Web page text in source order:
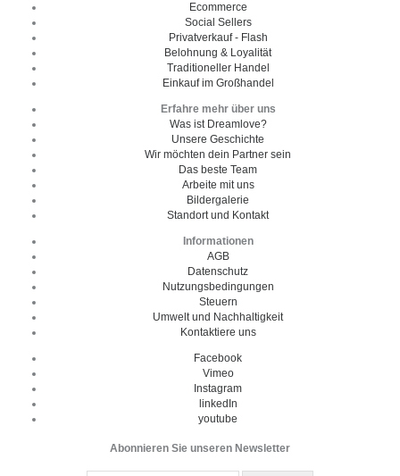
Ecommerce
Social Sellers
Privatverkauf - Flash
Belohnung & Loyalität
Traditioneller Handel
Einkauf im Großhandel
Erfahre mehr über uns
Was ist Dreamlove?
Unsere Geschichte
Wir möchten dein Partner sein
Das beste Team
Arbeite mit uns
Bildergalerie
Standort und Kontakt
Informationen
AGB
Datenschutz
Nutzungsbedingungen
Steuern
Umwelt und Nachhaltigkeit
Kontaktiere uns
Facebook
Vimeo
Instagram
linkedIn
youtube
Abonnieren Sie unseren Newsletter